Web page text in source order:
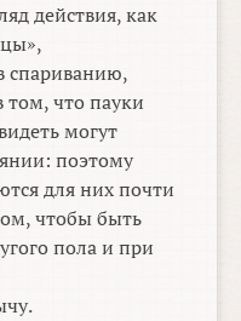
действия, как
спариванию,
том, что пауки
могут
поэтому
для них почти
чтобы быть
пола и при